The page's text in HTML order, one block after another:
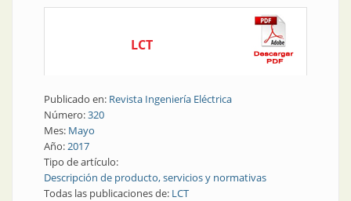
LCT
Publicado en: Revista Ingeniería Eléctrica
Número:320
Mes: Mayo
Año:2017
Tipo de artículo:
Descripción de producto, servicios y normativas
Todas las publicaciones de: LCT